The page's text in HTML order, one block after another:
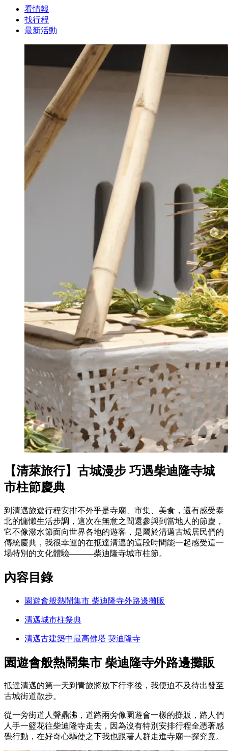
看情報
找行程
最新活動
【清萊旅行】古城漫步 巧遇柴迪隆寺城
市柱節慶典
到清邁旅遊行程安排不外乎是寺廟、市集、美食，還有感受泰
北的慵懶生活步調，這次在無意之間還參與到當地人的節慶，
它不像潑水節面向世界各地的遊客，是屬於清邁古城居民們的
傳統慶典，我很幸運的在抵達清邁的這段時間能一起感受這一
場特別的文化體驗———柴迪隆寺城市柱節。
內容目錄
園遊會般熱鬧集市 柴迪隆寺外路邊攤販
清邁城市柱祭典
清邁古建築中最高佛塔 契迪隆寺
園遊會般熱鬧集市 柴迪隆寺外路邊攤販
抵達清邁的第一天到青旅將放下行李後，我便迫不及待出發至
古城街道散步。
從一旁街道人聲鼎沸，道路兩旁像園遊會一樣的攤販，路人們
人手一籃花往柴迪隆寺走去，因為沒有特別安排行程全憑著感
覺行動，在好奇心驅使之下我也跟著人群走進寺廟一探究竟。